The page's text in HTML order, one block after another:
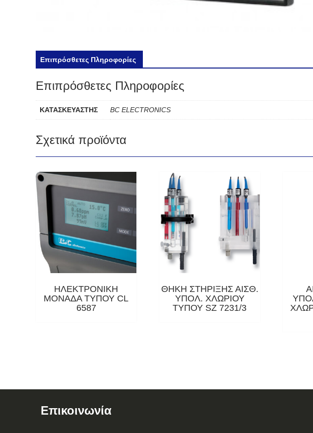
Επιπρόσθετες Πληροφορίες
Επιπρόσθετες Πληροφορίες
ΚΑΤΑΣΚΕΥΑΣΤΗΣ BC ELECTRONICS
Σχετικά προϊόντα
ΗΛΕΚΤΡΟΝΙΚΗ
ΜΟΝΑΔΑ ΤΥΠΟΥ CL
6587
ΘΗΚΗ ΣΤΗΡΙΞΗΣ ΑΙΣΘ.
ΥΠΟΛ. ΧΛΩΡΙΟΥ
ΤΥΠΟΥ SZ 7231/3
Επικοινωνία